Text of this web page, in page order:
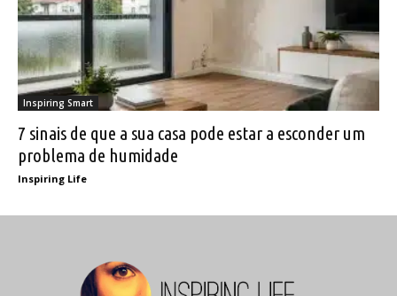
Inspiring Smart
7 sinais de que a sua casa pode estar a esconder um
problema de humidade
Inspiring Life